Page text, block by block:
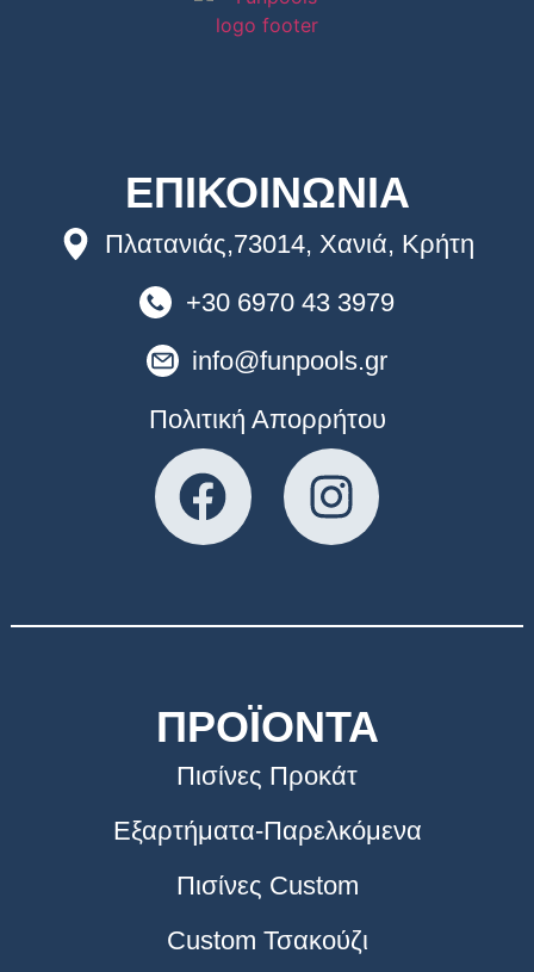
ΕΠΙΚΟΙΝΩΝΙΑ
Πλατανιάς,73014, Χανιά, Κρήτη
+30 6970 43 3979
info@funpools.gr
Πολιτική Απορρήτου
ΠΡΟΪΟΝΤΑ
Πισίνες Προκάτ
Εξαρτήματα-Παρελκόμενα
Πισίνες Custom
Custom Τσακούζι